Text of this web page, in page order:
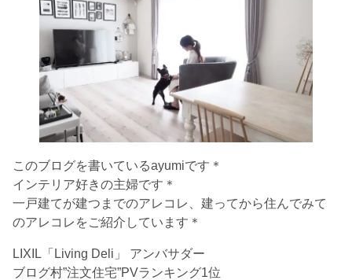
このブログを書いているayumiです＊
インテリア好きの主婦です＊
一戸建てが建つまでのアレコレ、建ってから住んでみて
のアレコレをご紹介しています＊
LIXIL「Living Deli」 アンバサダー
ブログ村”注文住宅”PVランキング1位